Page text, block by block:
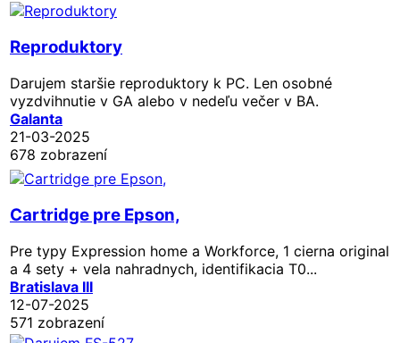
Reproduktory
Darujem staršie reproduktory k PC. Len osobné
vyzdvihnutie v GA alebo v nedeľu večer v BA.
Galanta
21-03-2025
678 zobrazení
Cartridge pre Epson,
Pre typy Expression home a Workforce, 1 cierna original
a 4 sety + vela nahradnych, identifikacia T0...
Bratislava III
12-07-2025
571 zobrazení